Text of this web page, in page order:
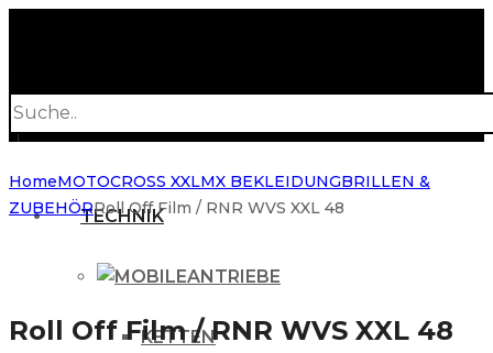
search
TECHNIK
ANTRIEBE
KETTEN
HomeMOTOCROSS XXLMX BEKLEIDUNGBRILLEN &
ZUBEHÖRRoll Off Film / RNR WVS XXL 48
Roll Off Film / RNR WVS XXL 48